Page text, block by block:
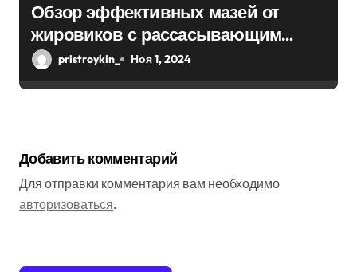
Обзор эффективных мазей от
жировиков с рассасывающим
эффектом
pristroykin_ Ноя 1, 2024
Добавить комментарий
Для отправки комментария вам необходимо
авторизоваться.